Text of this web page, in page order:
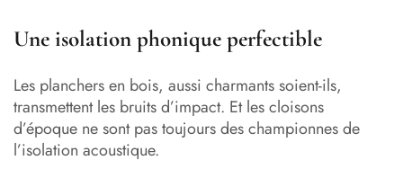
Une isolation phonique perfectible
Les planchers en bois, aussi charmants soient-ils,
transmettent les bruits d’impact. Et les cloisons
d’époque ne sont pas toujours des championnes de
l’isolation acoustique.